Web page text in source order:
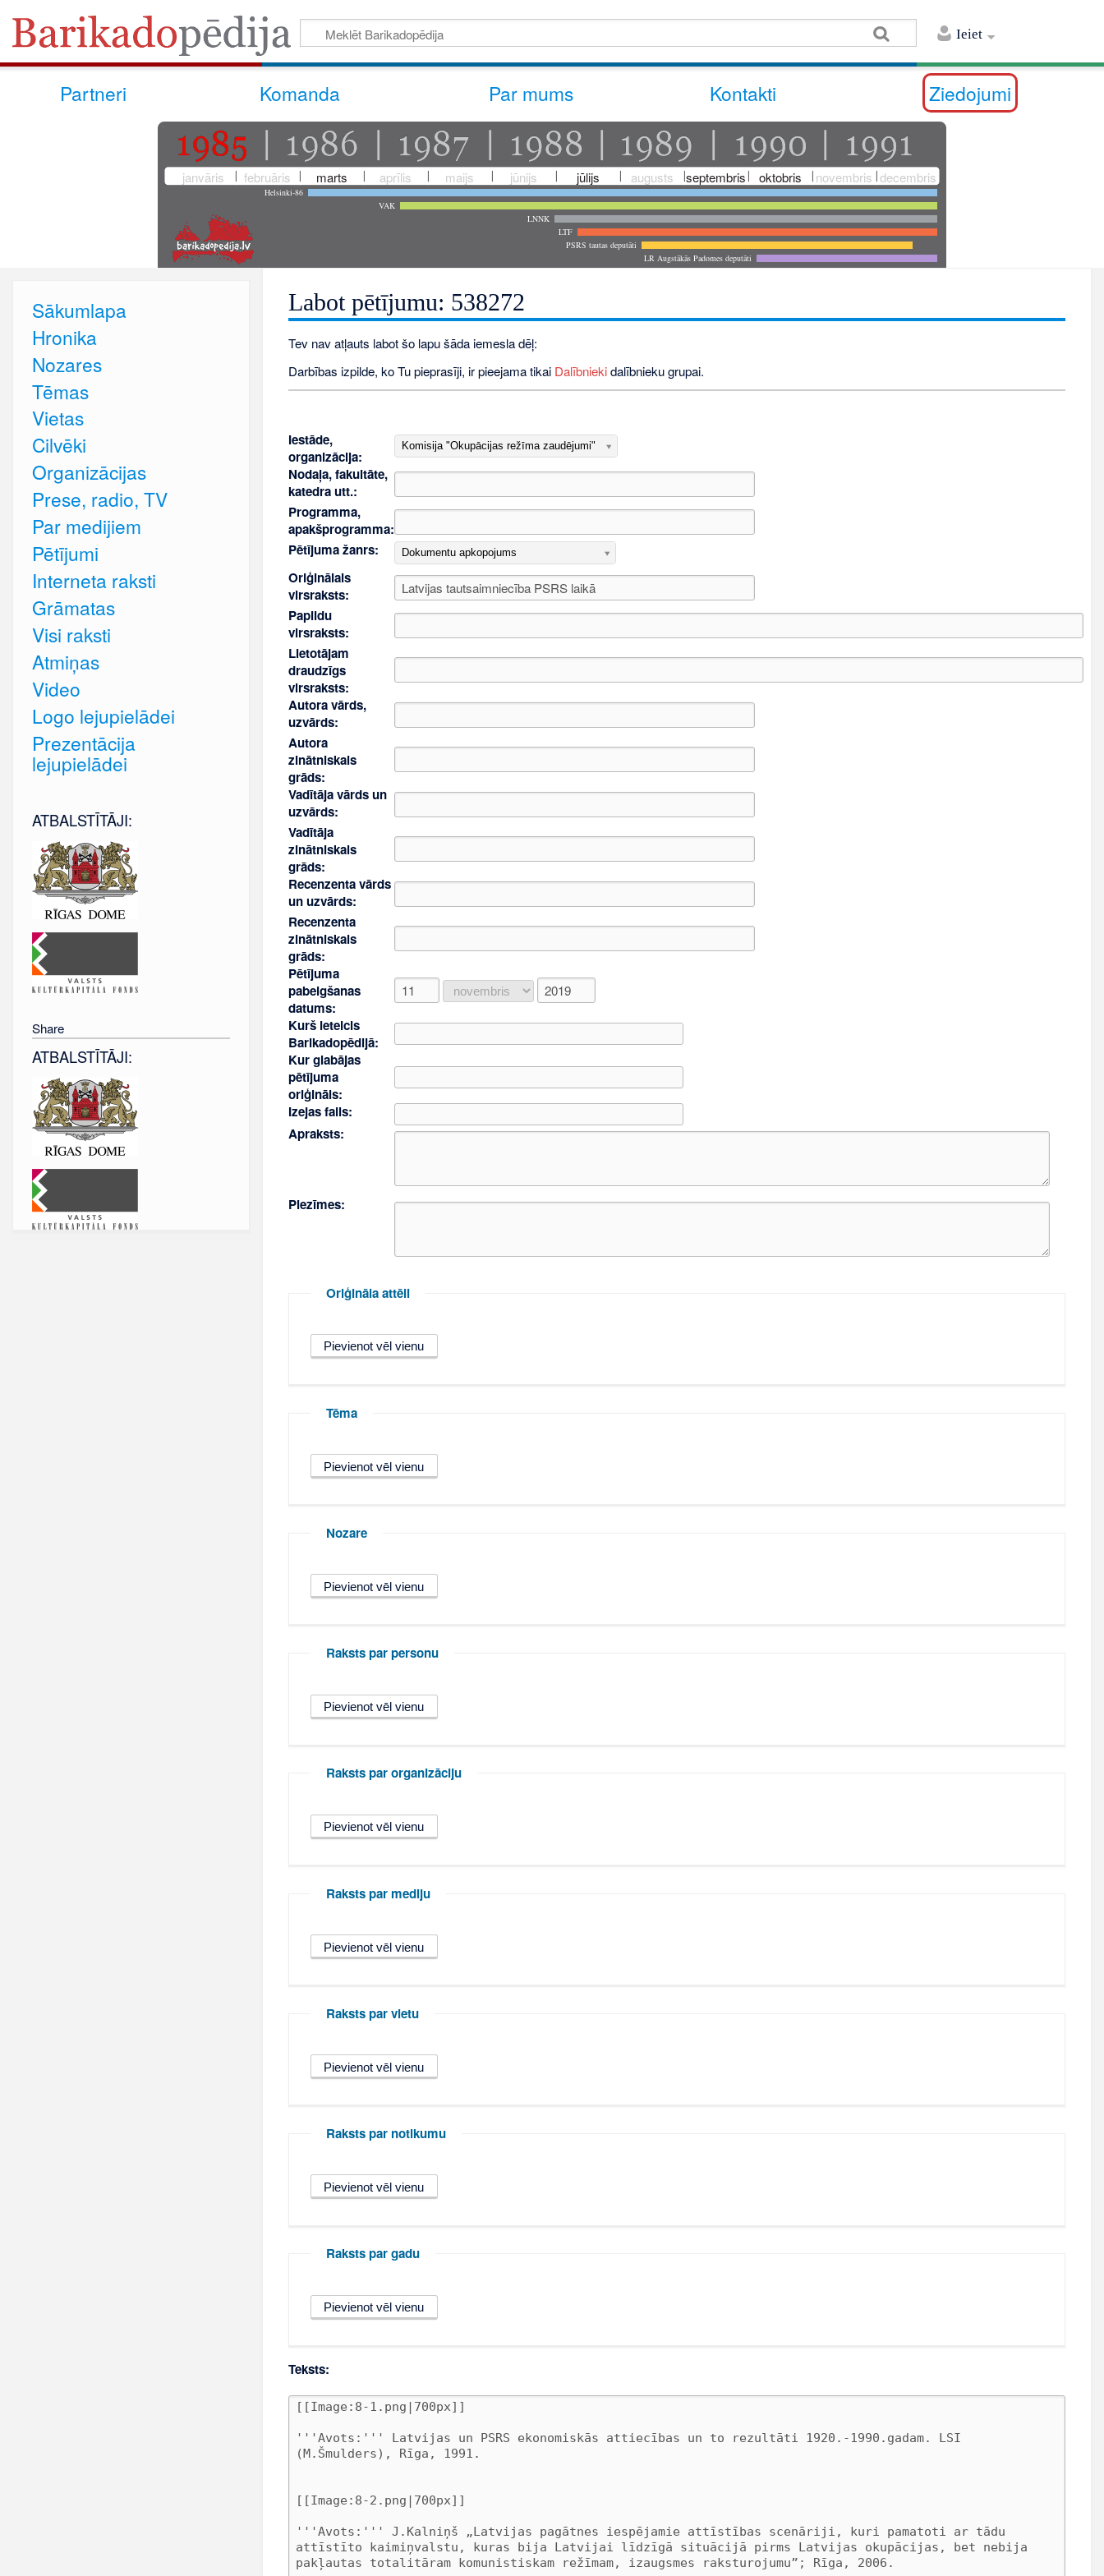
Ieiet
Partneri Komanda Par mums Kontakti Ziedojumi
janvāris februāris marts aprīlis maijs jūnijs jūlijs augusts septembris oktobris novembris decembris
Helsinki-86
VAK
LNNK
LTF
PSRS tautas deputāti
LR Augstākās Padomes deputāti
Labot pētījumu: 538272
Tev nav atļauts labot šo lapu šāda iemesla dēļ:
Darbības izpilde, ko Tu pieprasīji, ir pieejama tikai Dalībniekidalībnieku grupai.
Iestāde,
organizācija:
Komisija "Okupācijas režīma zaudējumi"
Nodaļa, fakultāte,
katedra utt.:
Programma,
apakšprogramma:
Pētījuma žanrs:
Dokumentu apkopojums
Oriģinālais
virsraksts:
Papildu
virsraksts:
Lietotājam
draudzīgs
virsraksts:
Autora vārds,
uzvārds:
Autora
zinātniskais
grāds:
Vadītāja vārds un
uzvārds:
Vadītāja
zinātniskais
grāds:
Recenzenta vārds
un uzvārds:
Recenzenta
zinātniskais
grāds:
Pētījuma
pabeigšanas
datums:
Kurš ieteicis
Barikadopēdijā:
Kur glabājas
pētījuma
oriģināls:
Izejas fails:
Apraksts:
Piezīmes:
Oriģināla attēli
Tēma
Nozare
Raksts par personu
Raksts par organizāciju
Raksts par mediju
Raksts par vietu
Raksts par notikumu
Raksts par gadu
Teksts:
Sākumlapa
Hronika
Nozares
Tēmas
Vietas
Cilvēki
Organizācijas
Prese, radio, TV
Par medijiem
Pētījumi
Interneta raksti
Grāmatas
Visi raksti
Atmiņas
Video
Logo lejupielādei
Prezentācija
lejupielādei
ATBALSTĪTĀJI:
Share
ATBALSTĪTĀJI: